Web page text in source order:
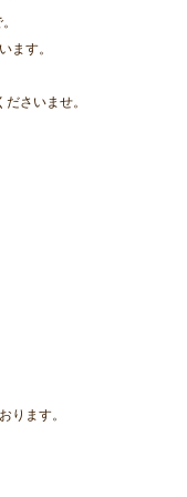
ます。
さいませ。
ります。